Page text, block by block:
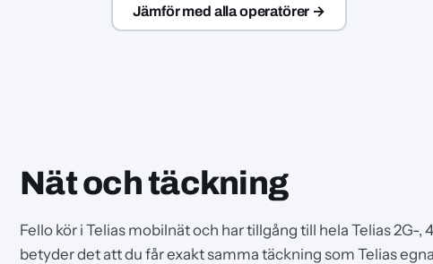
Jämför med alla operatörer →
Nät och täckning
Fello kör i Telias mobilnät och har tillgång till hela Telias 2G-,
betyder det att du får exakt samma täckning som Telias